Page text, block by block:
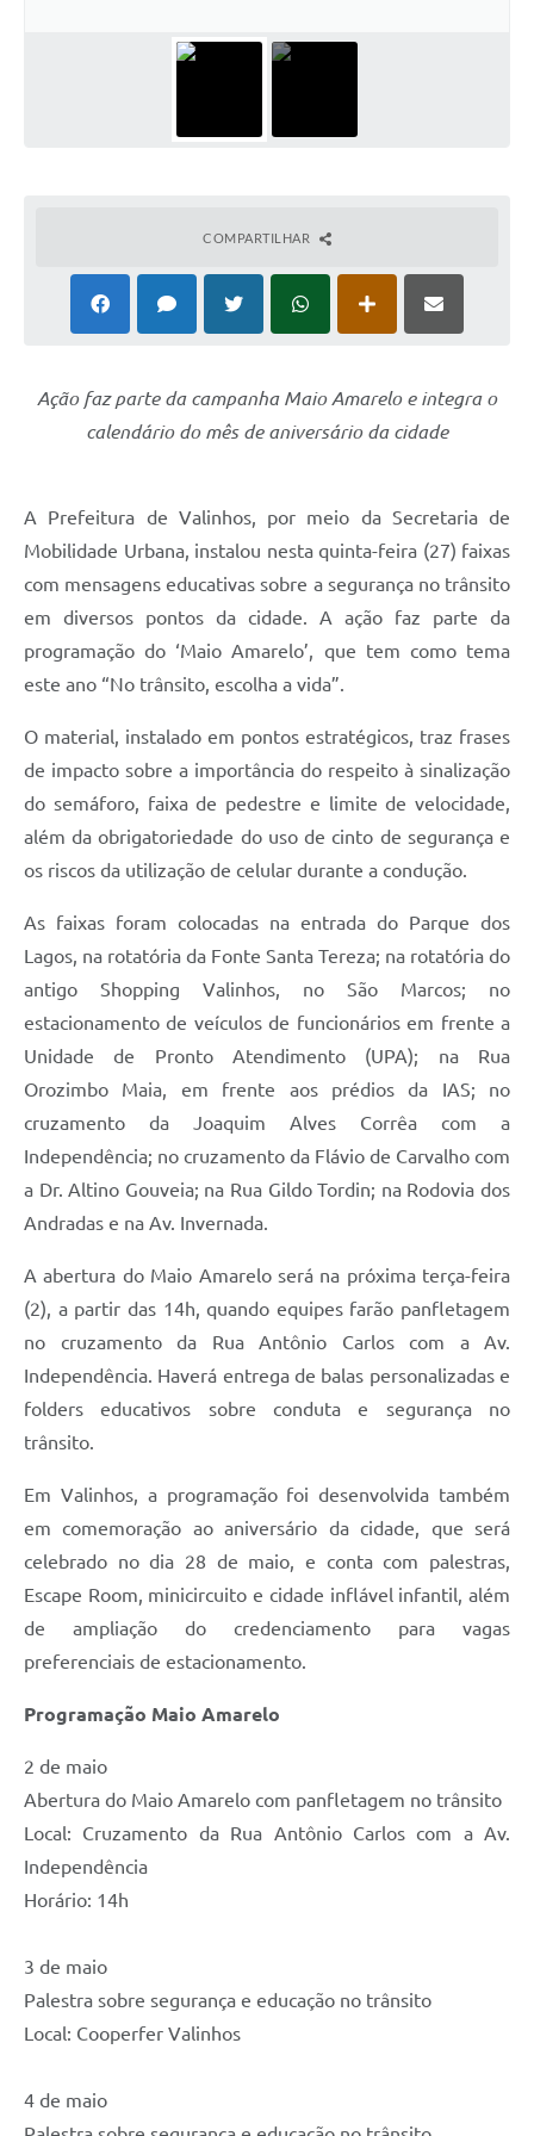
Contas Públicas
Telefones Úteis
Enquete
Jornal
Contato
COMPARTILHAR
Ação faz parte da campanha Maio Amarelo e integra o
calendário do mês de aniversário da cidade
A Prefeitura de Valinhos, por meio da Secretaria de
Mobilidade Urbana, instalou nesta quinta-feira (27) faixas
com mensagens educativas sobre a segurança no trânsito
em diversos pontos da cidade. A ação faz parte da
programação do ‘Maio Amarelo’, que tem como tema
este ano “No trânsito, escolha a vida”.
O material, instalado em pontos estratégicos, traz frases
de impacto sobre a importância do respeito à sinalização
do semáforo, faixa de pedestre e limite de velocidade,
além da obrigatoriedade do uso de cinto de segurança e
os riscos da utilização de celular durante a condução.
As faixas foram colocadas na entrada do Parque dos
Lagos, na rotatória da Fonte Santa Tereza; na rotatória do
antigo Shopping Valinhos, no São Marcos; no
estacionamento de veículos de funcionários em frente a
Unidade de Pronto Atendimento (UPA); na Rua
Orozimbo Maia, em frente aos prédios da IAS; no
cruzamento da Joaquim Alves Corrêa com a
Independência; no cruzamento da Flávio de Carvalho com
a Dr. Altino Gouveia; na Rua Gildo Tordin; na Rodovia dos
Andradas e na Av. Invernada.
A abertura do Maio Amarelo será na próxima terça-feira
(2), a partir das 14h, quando equipes farão panfletagem
no cruzamento da Rua Antônio Carlos com a Av.
Independência. Haverá entrega de balas personalizadas e
folders educativos sobre conduta e segurança no
trânsito.
Em Valinhos, a programação foi desenvolvida também
em comemoração ao aniversário da cidade, que será
celebrado no dia 28 de maio, e conta com palestras,
Escape Room, minicircuito e cidade inflável infantil, além
de ampliação do credenciamento para vagas
preferenciais de estacionamento.
Programação Maio Amarelo
2 de maio
Abertura do Maio Amarelo com panfletagem no trânsito
Local: Cruzamento da Rua Antônio Carlos com a Av.
Independência
Horário: 14h
3 de maio
Palestra sobre segurança e educação no trânsito
Local: Cooperfer Valinhos
4 de maio